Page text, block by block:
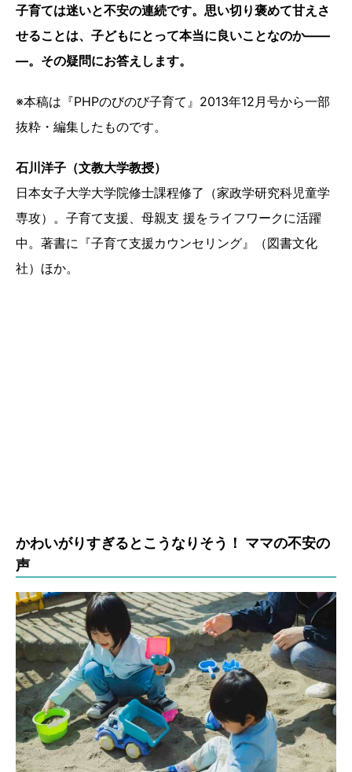
子育ては迷いと不安の連続です。思い切り褒めて甘えさ
せることは、子どもにとって本当に良いことなのか——
―。その疑問にお答えします。
※本稿は『PHPのびのび子育て』2013年12月号から一部
抜粋・編集したものです。
石川洋子（文教大学教授）
日本女子大学大学院修士課程修了（家政学研究科児童学
専攻）。子育て支援、母親支 援をライフワークに活躍
中。著書に『子育て支援カウンセリング』（図書文化
社）ほか。
かわいがりすぎるとこうなりそう！ ママの不安の
声